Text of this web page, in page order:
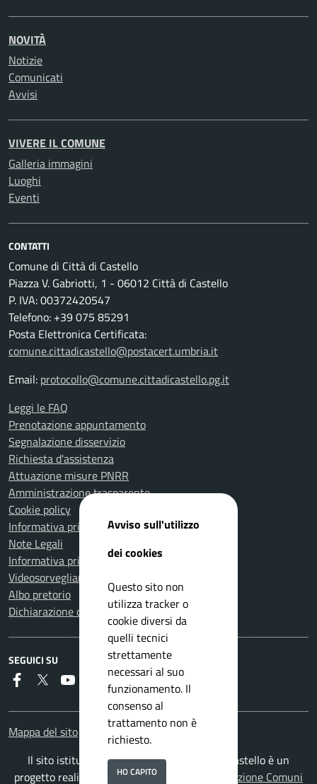
NOVITÀ
Notizie
Comunicati
Avvisi
VIVERE IL COMUNE
Galleria immagini
Luoghi
Eventi
CONTATTI
Comune di Città di Castello
Piazza V. Gabriotti, 1 - 06012 Città di Castello
P. IVA: 00372420547
Telefono: +39 075 85291
Posta Elettronica Certificata:
comune.cittadicastello@postacert.umbria.it
Email: protocollo@comune.cittadicastello.pg.it
Leggi le FAQ
Prenotazione appuntamento
Segnalazione disservizio
Richiesta d'assistenza
Attuazione misure PNRR
Amministrazione trasparente
Cookie policy
Informativa privacy
Note Legali
Informativa privacy Polizia Locale
Videosorveglianza e privacy
Albo pretorio
Dichiarazione di accessibilità
SEGUICI SU
Faceboook
Twitter YoutubeInstagram
RSS
Mappa del sito
Il sito istituzionale del Comune di Città di Castello è un
progetto realizzato daISWEB S.p.A. Soluzione Comuni
Avviso sull'utilizzo
dei cookies
Questo sito non
utilizza tracker o
cookie diversi da
quelli tecnici
strettamente
necessari al suo
funzionamento. Il
consenso al
trattamento non è
richiesto.
HO CAPITO